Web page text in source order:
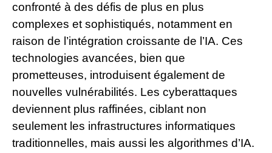
confronté à des défis de plus en plus
complexes et sophistiqués, notamment en
raison de l’intégration croissante de l’IA. Ces
technologies avancées, bien que
prometteuses, introduisent également de
nouvelles vulnérabilités. Les cyberattaques
deviennent plus raffinées, ciblant non
seulement les infrastructures informatiques
traditionnelles, mais aussi les algorithmes d’IA.